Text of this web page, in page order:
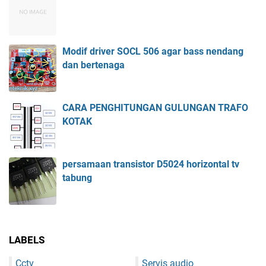
Modif driver SOCL 506 agar bass nendang
dan bertenaga
CARA PENGHITUNGAN GULUNGAN TRAFO
KOTAK
persamaan transistor D5024 horizontal tv
tabung
LABELS
Cctv Servis audio